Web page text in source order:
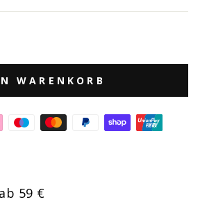
WARENKORB
59 €